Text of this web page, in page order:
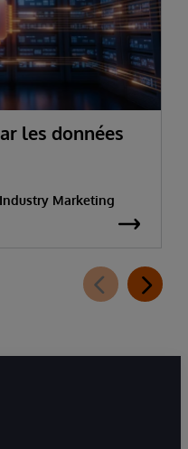
les données
Marketing